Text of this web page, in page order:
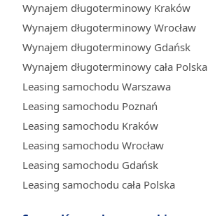
Wynajem długoterminowy Kraków
Wynajem długoterminowy Wrocław
Wynajem długoterminowy Gdańsk
Wynajem długoterminowy cała Polska
Leasing samochodu Warszawa
Leasing samochodu Poznań
Leasing samochodu Kraków
Leasing samochodu Wrocław
Leasing samochodu Gdańsk
Leasing samochodu cała Polska